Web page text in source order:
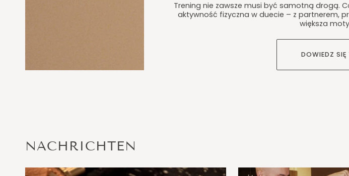
Trening nie zawsze musi być samotną drogą.
aktywność fizyczna w duecie – z partnerem,
większa
DOWIEDZ SIĘ
NACHRICHTEN